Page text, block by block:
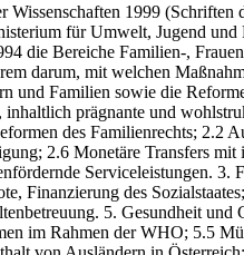
Wissenschaften 1999 (Schriften
für Umwelt, Jugend
die Bereiche Familien-,
darum, mit welchen
und Familien sowie die
inhaltlich prägnante und
des Familienrechts; 2.2
2.6 Monetäre Transfers
Serviceleistungen.
Finanzierung des
5. Gesundheit
im Rahmen der WHO; 5.5